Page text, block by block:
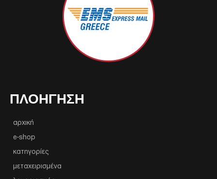
ΠΛΟΉΓΗΣΗ
αρχική
e-shop
κατηγορίες
μεταχειρισμένα